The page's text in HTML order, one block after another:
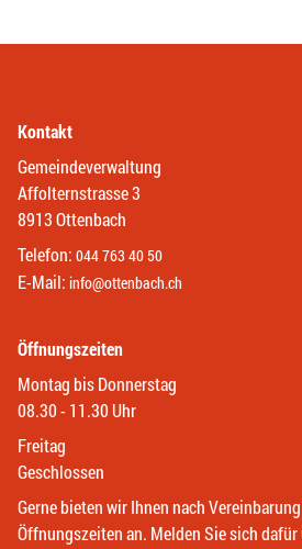
Kontakt
Gemeindeverwaltung
Affolternstrasse 3
8913 Ottenbach
Telefon: 044 763 40 50
E-Mail: info@ottenbach.ch
Öffnungszeiten
Montag bis Donnerstag
08.30 - 11.30 Uhr
Freitag
Geschlossen
Gerne bieten wir Ihnen nach
Öffnungszeiten an. Melden Sie sich